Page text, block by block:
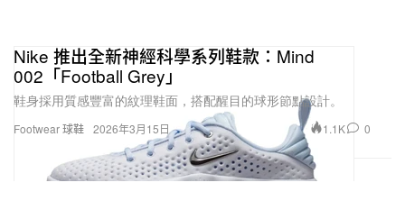
Footwear 球鞋
Nike 推出全新神經科學系列鞋款：Mind
002「Football Grey」
鞋身採用質感豐富的紋理鞋面，搭配醒目的球形節點設計。
2026年3月15日 1.1K 0